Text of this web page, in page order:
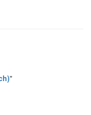
"